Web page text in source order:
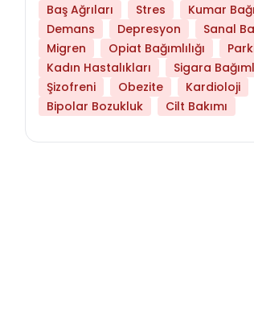
Baş Ağrıları
Stres
Kumar
Demans
Depresyon
Sanal
Migren
Opiat Bağımlılığı
Kadın Hastalıkları
Sigara
Şizofreni
Obezite
Kardioloji
Bipolar Bozukluk
Cilt Bakımı